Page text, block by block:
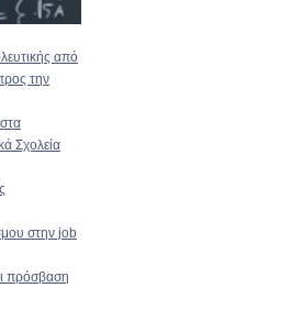
από
την
Σχολεία
στην job
πρόσβαση